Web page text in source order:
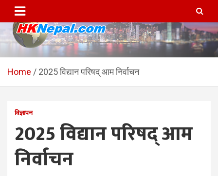
content
HKNepal.com – हङकङबाट
सञ्चालित पहिलो नेपाली अनलाईन
hknepal, hknepal.com, hk nepal, hk nepal com
Home 2025 विद्यान परिषद् आम निर्वाचन
विज्ञापन
2025 विद्यान परिषद् आम
निर्वाचन